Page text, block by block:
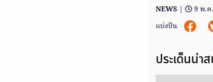
NEWS |
9 พ.ค
แบ่งปัน
ประเด็นน่าส